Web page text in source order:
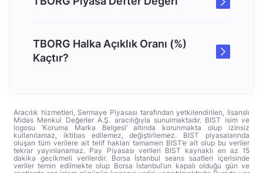
TBORG Halka Açıklık Oranı (%)
Kaçtır?
Aracılık hizmetleri, Sermaye Piyasası tarafından yetkilendirilen, lisanslı
Midas Menkul Değerler A.Ş. aracılığıyla sunulmaktadır. BIST isim ve
logosu ‘Koruma Marka Belgesi’ altında korunmakta olup izinsiz
kullanılamaz, iktibas edilemez, değiştirilemez. BIST piyasalarında
oluşan tüm verilere ait telif hakları tamamen BIST’e ait olup bu veriler
tekrar yayınlanamaz. Pay Piyasası verileri BIST kaynaklı en az 15
dakika gecikmeli verilerdir. Borsa İstanbul seans saatleri içerisinde
veriler temin edilmekte olup Borsa İstanbul’un kapalı olduğu gün ve